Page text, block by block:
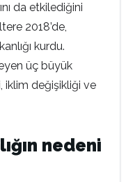
da etkilediğini
2018’de,
kurdu.
üç büyük
iklim değişikliği ve
nedeni